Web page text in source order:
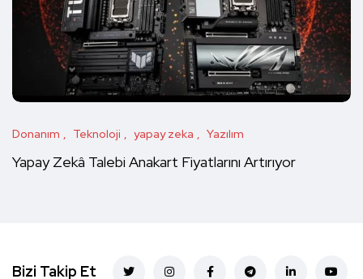
Donanım Teknoloji yapay zeka Yazılım
Yapay Zekâ Talebi Anakart Fiyatlarını Artırıyor
Bizi Takip Et